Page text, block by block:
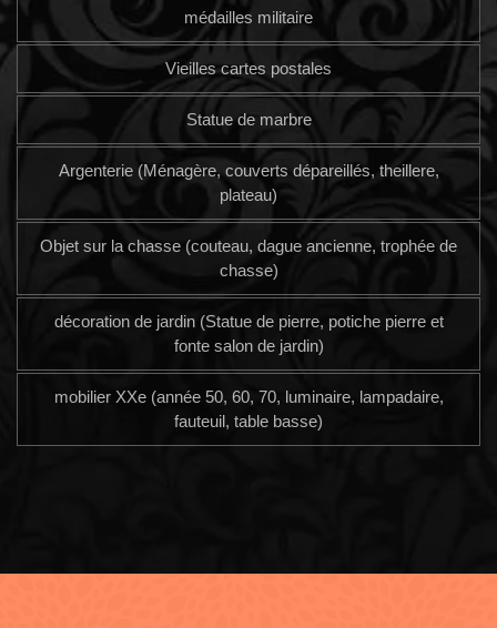
médailles militaire
Vieilles cartes postales
Statue de marbre
Argenterie (Ménagère, couverts dépareillés, theillere,
plateau)
Objet sur la chasse (couteau, dague ancienne, trophée de
chasse)
décoration de jardin (Statue de pierre, potiche pierre et
fonte salon de jardin)
mobilier XXe (année 50, 60, 70, luminaire, lampadaire,
fauteuil, table basse)